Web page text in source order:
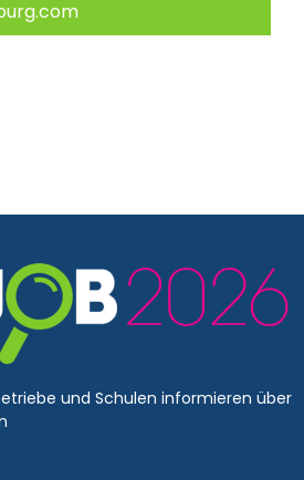
und Schulen informieren über